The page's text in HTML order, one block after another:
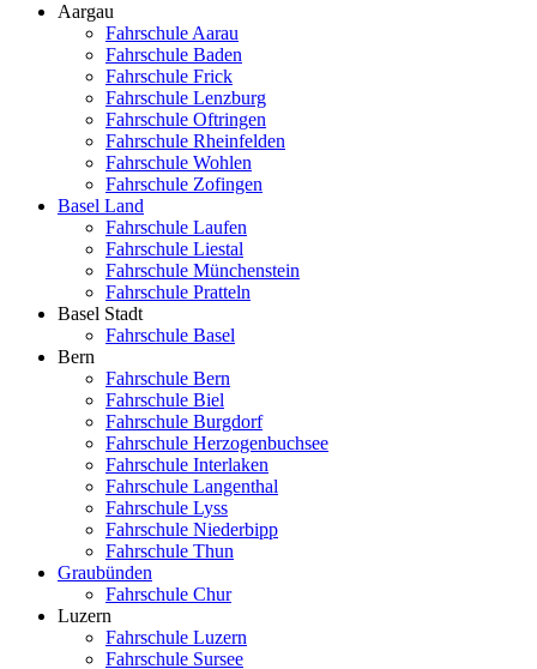
Aargau
Fahrschule Aarau
Fahrschule Baden
Fahrschule Frick
Fahrschule Lenzburg
Fahrschule Oftringen
Fahrschule Rheinfelden
Fahrschule Wohlen
Fahrschule Zofingen
Basel Land
Fahrschule Laufen
Fahrschule Liestal
Fahrschule Münchenstein
Fahrschule Pratteln
Basel Stadt
Fahrschule Basel
Bern
Fahrschule Bern
Fahrschule Biel
Fahrschule Burgdorf
Fahrschule Herzogenbuchsee
Fahrschule Interlaken
Fahrschule Langenthal
Fahrschule Lyss
Fahrschule Niederbipp
Fahrschule Thun
Graubünden
Fahrschule Chur
Luzern
Fahrschule Luzern
Fahrschule Sursee